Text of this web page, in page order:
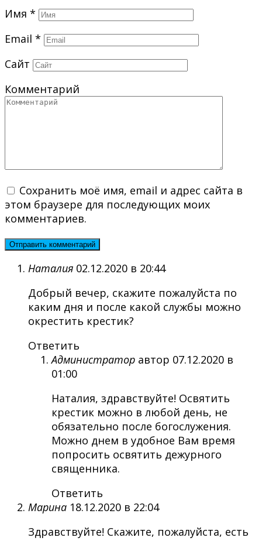
Имя *
Email *
Сайт
Комментарий
Сохранить моё имя, email и адрес сайта в
этом браузере для последующих моих
комментариев.
Наталия 02.12.2020 в 20:44
Добрый вечер, скажите пожалуйста по
каким дня и после какой службы можно
окрестить крестик?
Ответить
Администратор автор 07.12.2020 в
01:00
Наталия, здравствуйте! Освятить
крестик можно в любой день, не
обязательно после богослужения.
Можно днем в удобное Вам время
попросить освятить дежурного
священника.
Ответить
Марина 18.12.2020 в 22:04
Здравствуйте! Скажите, пожалуйста, есть